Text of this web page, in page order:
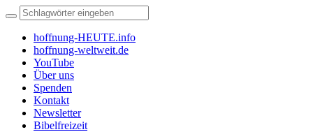
hoffnung-HEUTE.info
hoffnung-weltweit.de
YouTube
Über uns
Spenden
Kontakt
Newsletter
Bibelfreizeit